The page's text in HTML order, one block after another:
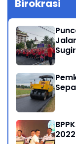
Birokrasi
2022